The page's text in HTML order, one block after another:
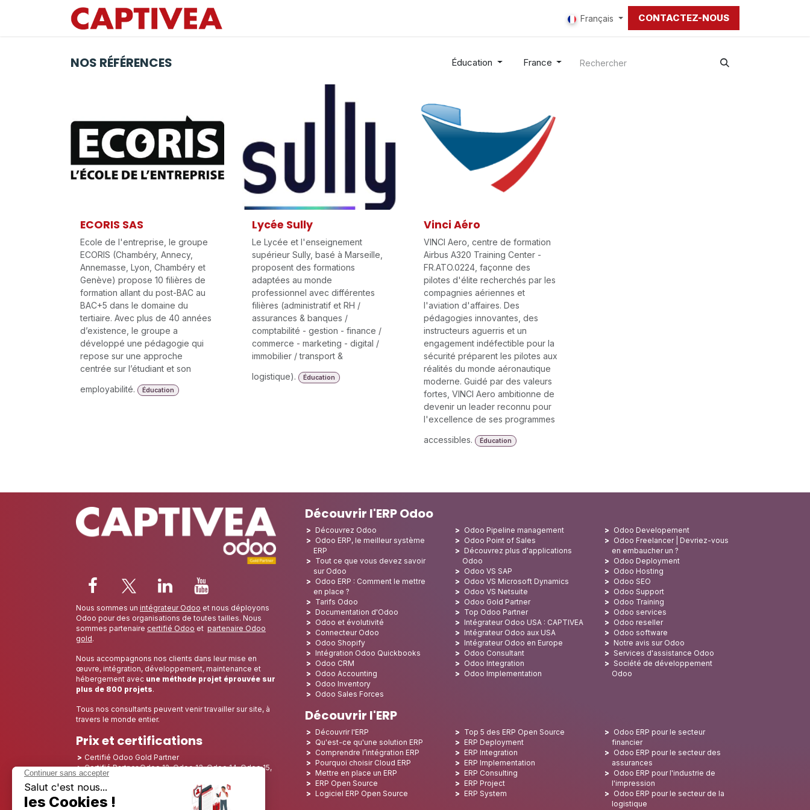
Se rendre au contenu
Français CONTACTEZ-NOUS
NOS RÉFÉRENCES Éducation France
ECORIS SAS
Ecole de l'entreprise, le groupe
ECORIS (Chambéry, Annecy,
Annemasse, Lyon, Chambéry et
Genève) propose 10 filières de
formation allant du post-BAC au
BAC+5 dans le domaine du
tertiaire. Avec plus de 40 années
d’existence, le groupe a
développé une pédagogie qui
repose sur une approche
centrée sur l’étudiant et son
employabilité.
Éducation
Lycée Sully
Le Lycée et l'enseignement
supérieur Sully, basé à Marseille,
proposent des formations
adaptées au monde
professionnel avec différentes
filières (administratif et RH /
assurances & banques /
comptabilité - gestion - finance /
commerce - marketing - digital /
immobilier / transport &
logistique).
Éducation
Vinci Aéro
VINCI Aero, centre de formation
Airbus A320 Training Center -
FR.ATO.0224, façonne des
pilotes d'élite recherchés par les
compagnies aériennes et
l'aviation d'affaires. Des
pédagogies innovantes, des
instructeurs aguerris et un
engagement indéfectible pour la
sécurité préparent les pilotes aux
réalités du monde aéronautique
moderne. Guidé par des valeurs
fortes, VINCI Aero ambitionne de
devenir un leader reconnu pour
l'excellence de ses programmes
accessibles.
Éducation
Nous sommes un intégrateur Odoo et nous déployons
Odoo pour des organisations de toutes tailles. Nous
sommes partenaire certifié Odoo et partenaire Odoo
gold.
Nous accompagnons nos clients dans leur mise en
œuvre, intégration, développement, maintenance et
hébergement avec une méthode projet éprouvée sur
plus de 800 projets.
Tous nos consultants peuvent venir travailler sur site, à
travers le monde entier.
Prix et certifications
Certifié Odoo Gold Partner
Certifié Partner Odoo 12, Odoo 13, Odoo 14, Odoo 15,
Odoo 16, Odoo 17, Odoo 18, Odoo 19
Nominé Best Partner 2025 - Europe
Nominé Best Partner 2025 - Amérique du Nord
Découvrir l'ERP Odoo
Découvrez Odoo
Odoo ERP, le meilleur système
ERP
Tout ce que vous devez savoir
sur Odoo
Odoo ERP : Comment le mettre
en place ?
Tarifs Odoo
Documentation d'Odoo
Odoo et évolutivité
Connecteur Odoo
Odoo Shopify
Intégration Odoo Quickbooks
Odoo CRM
Odoo Accounting
Odoo Inventory
Odoo Sales Forces
Odoo Pipeline management
Odoo Point of Sales
Découvrez plus d'applications
Odoo
Odoo VS SAP
Odoo VS Microsoft Dynamics
Odoo VS Netsuite
Odoo Gold Partner
Top Odoo Partner
Intégrateur Odoo USA : CAPTIVEA
Intégrateur Odoo aux USA
Intégrateur Odoo en Europe
Odoo Consultant
Odoo Integration
Odoo Implementation
Odoo Developement
Odoo Freelancer | Devriez-vous
en embaucher un ?
Odoo Deployment
Odoo Hosting
Odoo SEO
Odoo Support
Odoo Training
Odoo services
Odoo reseller
Odoo software
Notre avis sur Odoo
Services d'assistance Odoo
Société de développement
Odoo
Découvrir l'ERP
Découvrir l'ERP
Qu'est-ce qu'une solution ERP
Comprendre l’intégration ERP
Pourquoi choisir Cloud ERP
Mettre en place un ERP
ERP Open Source
Logiciel ERP Open Source
Top 5 des ERP Open Source
ERP Deployment
ERP Integration
ERP Implementation
ERP Consulting
ERP Project
ERP System
Odoo ERP pour le secteur
financier
Odoo ERP pour le secteur des
assurances
Odoo ERP pour l'industrie de
l'impression
Odoo ERP pour le secteur de la
logistique